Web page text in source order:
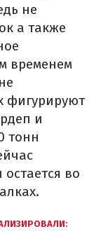
не
а также
временем
фигурируют
и
тонн
во